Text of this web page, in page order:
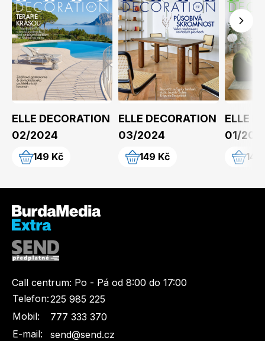
ELLE DECORATION
02/2024
149 Kč
ELLE DECORATION
03/2024
149 Kč
ELLE
01/
149
Call centrum: Po - Pá od 8:00 do 17:00
Telefon:225 985 225
Mobil:
777 333 370
E-mail:
send@send.cz